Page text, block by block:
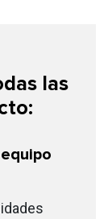
las